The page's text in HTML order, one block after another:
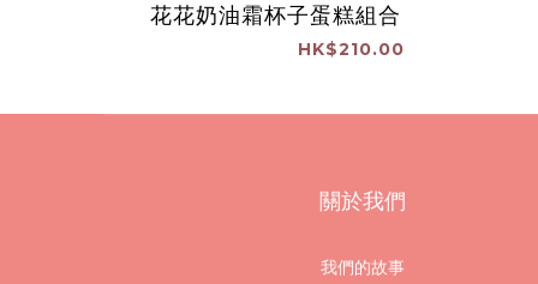
花花奶油霜杯子蛋糕組合
HK$210.00
關於我們
我們的故事